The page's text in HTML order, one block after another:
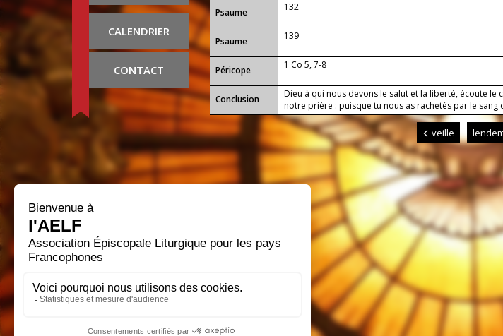
CALENDRIER
CONTACT
Psaume
132
Psaume 139
Péricope 1 Co 5, 7-8
Conclusion
Dieu à qui nous devons le salut et la liberté, écoute le
notre prière : puisque tu nous as rachetés par le sang
Fils, fais que nous puissions vivre de toi et trouver en
bonheur éternel.
veille